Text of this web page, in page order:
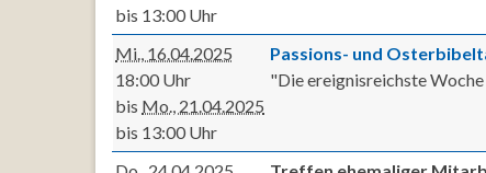
bis 13:00 Uhr
Mi., 16.04.2025
18:00 Uhr
bis Mo., 21.04.2025
bis 13:00 Uhr
Passions- und
"Die ereignisreichste